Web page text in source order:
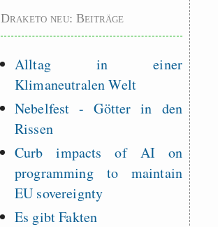
Draketo neu: Beiträge
Alltag in einer
Klimaneutralen Welt
Nebelfest - Götter in den
Rissen
Curb impacts of AI on
programming to maintain
EU sovereignty
Es gibt Fakten